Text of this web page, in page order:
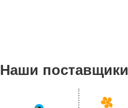
Наши поставщики